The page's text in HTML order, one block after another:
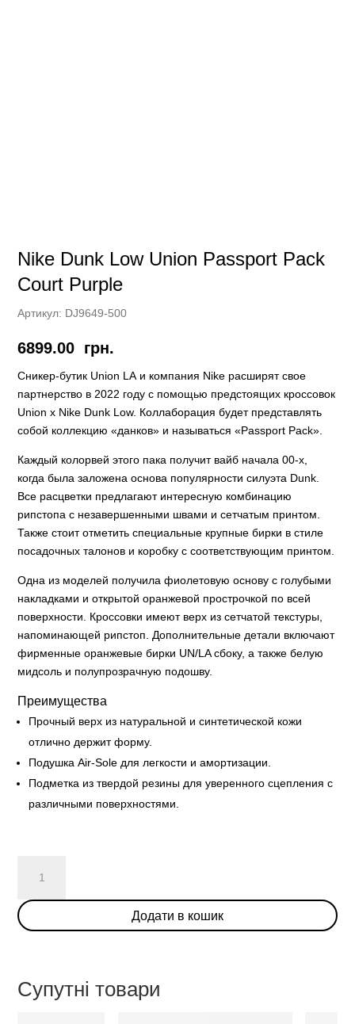
Nike Dunk Low Union Passport Pack
Court Purple
Артикул: DJ9649-500
6899.00 грн.
Сникер-бутик Union LA и компания Nike расширят свое
партнерство в 2022 году с помощью предстоящих кроссовок
Union x Nike Dunk Low. Коллаборация будет представлять
собой коллекцию «данков» и называться «Passport Pack».
Каждый колорвей этого пака получит вайб начала 00-х,
когда была заложена основа популярности силуэта Dunk.
Все расцветки предлагают интересную комбинацию
рипстопа с незавершенными швами и сетчатым принтом.
Также стоит отметить специальные крупные бирки в стиле
посадочных талонов и коробку с соответствующим принтом.
Одна из моделей получила фиолетовую основу с голубыми
накладками и открытой оранжевой прострочкой по всей
поверхности. Кроссовки имеют верх из сетчатой текстуры,
напоминающей рипстоп. Дополнительные детали включают
фирменные оранжевые бирки UN/LA сбоку, а также белую
мидсоль и полупрозрачную подошву.
Преимущества
Прочный верх из натуральной и синтетической кожи
отлично держит форму.
Подушка Air-Sole для легкости и амортизации.
Подметка из твердой резины для уверенного сцепления с
различными поверхностями.
Dunk
Low
Union
Purple
Додати в кошик
Супутні товари